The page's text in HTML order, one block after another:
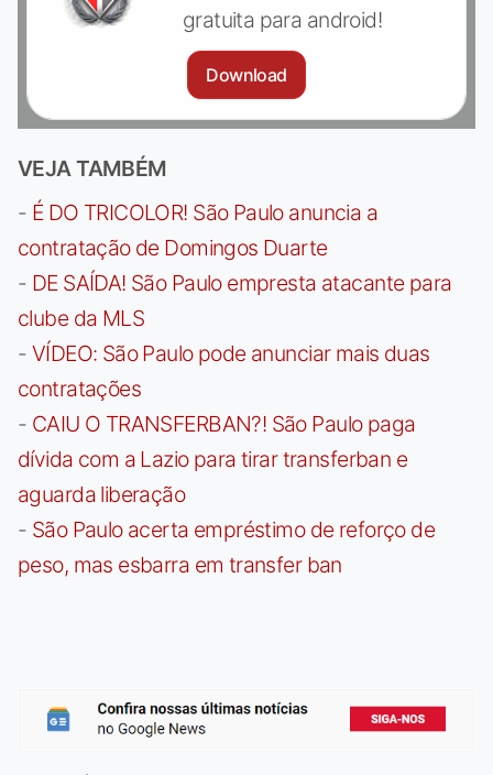
gratuita para android!
Download
VEJA TAMBÉM
- É DO TRICOLOR! São Paulo anuncia a
contratação de Domingos Duarte
- DE SAÍDA! São Paulo empresta atacante para
clube da MLS
- VÍDEO: São Paulo pode anunciar mais duas
contratações
- CAIU O TRANSFERBAN?! São Paulo paga
dívida com a Lazio para tirar transferban e
aguarda liberação
- São Paulo acerta empréstimo de reforço de
peso, mas esbarra em transfer ban